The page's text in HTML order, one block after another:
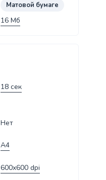
Матовой бумаге
16 Мб
18 сек
Нет
А4
600x600 dpi